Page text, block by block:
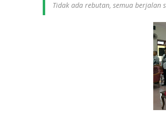
Tidak ada rebutan, semua berjalan